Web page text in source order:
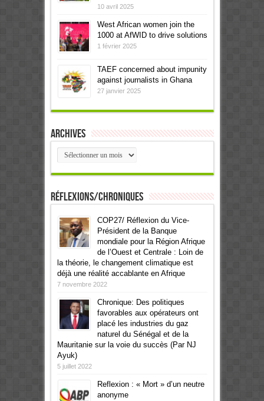
10 avril 2025
West African women join the
1000 at AfWID to drive solutions
1 février 2025
TAEF concerned about impunity
against journalists in Ghana
27 janvier 2025
Archives
Archives
Réflexions/Chroniques
COP27/ Réflexion du Vice-
Président de la Banque
mondiale pour la Région Afrique
de l’Ouest et Centrale : Loin de
la théorie, le changement climatique est
déjà une réalité accablante en Afrique
7 novembre 2022
Chronique: Des politiques
favorables aux opérateurs ont
placé les industries du gaz
naturel du Sénégal et de la
Mauritanie sur la voie du succès (Par NJ
Ayuk)
5 juillet 2022
Reflexion : « Mort » d’un neutre
anonyme